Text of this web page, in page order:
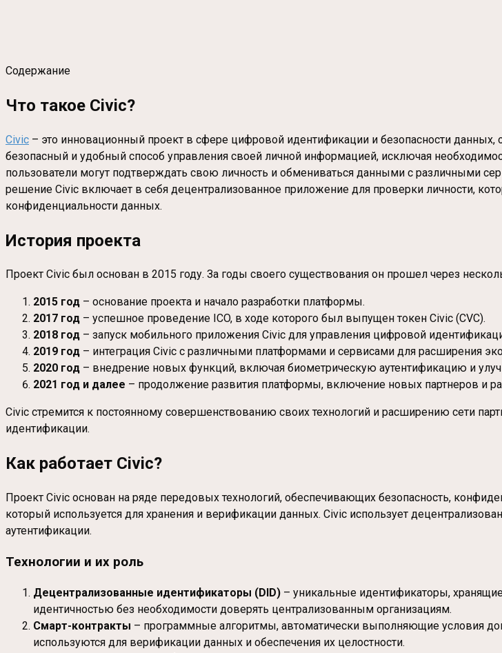
Содержание
Что такое Civic?
Civic – это инновационный проект в сфере цифровой идентификации и безопасности данных,
безопасный и удобный способ управления своей личной информацией, исключая
пользователи могут подтверждать свою личность и обмениваться данными с различными
решение Civic включает в себя децентрализованное приложение для проверки личности,
конфиденциальности данных.
История проекта
Проект Civic был основан в 2015 году. За годы своего существования он прошел через
2015 год – основание проекта и начало разработки платформы.
2017 год – успешное проведение ICO, в ходе которого был выпущен токен Civic (CVC).
2018 год – запуск мобильного приложения Civic для управления цифровой
2019 год – интеграция Civic с различными платформами и сервисами для расширения
2020 год – внедрение новых функций, включая биометрическую аутентификацию и
2021 год и далее – продолжение развития платформы, включение новых партнеров и
Civic стремится к постоянному совершенствованию своих технологий и расширению сети
идентификации.
Как работает Civic?
Проект Civic основан на ряде передовых технологий, обеспечивающих безопасность,
который используется для хранения и верификации данных. Civic использует
аутентификации.
Технологии и их роль
Децентрализованные идентификаторы (DID) – уникальные идентификаторы,
идентичностью без необходимости доверять централизованным организациям.
Смарт-контракты – программные алгоритмы, автоматически выполняющие условия
используются для верификации данных и обеспечения их целостности.